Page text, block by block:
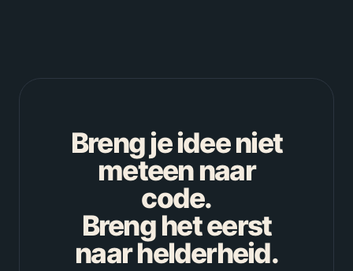
Breng je idee niet
meteen naar
code.
Breng het eerst
naar helderheid.